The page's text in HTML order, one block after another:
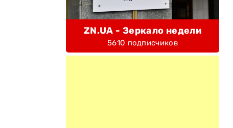
ZN.UA - Зеркало недели
5610 подписчиков